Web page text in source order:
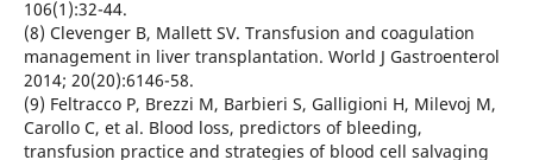
106(1):32-44.
(8) Clevenger B, Mallett SV. Transfusion and coagulation
management in liver transplantation. World J Gastroenterol
2014; 20(20):6146-58.
(9) Feltracco P, Brezzi M, Barbieri S, Galligioni H, Milevoj M,
Carollo C, et al. Blood loss, predictors of bleeding,
transfusion practice and strategies of blood cell salvaging